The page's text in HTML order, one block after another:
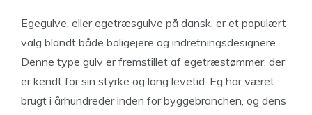
Egegulve, eller egetræsgulve på dansk, er et populært
valg blandt både boligejere og indretningsdesignere.
Denne type gulv er fremstillet af egetræstømmer, der
er kendt for sin styrke og lang levetid. Eg har været
brugt i århundreder inden for byggebranchen, og dens